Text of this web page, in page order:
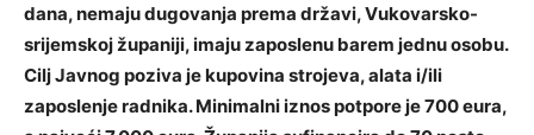
dana, nemaju dugovanja prema državi, Vukovarsko-
srijemskoj županiji, imaju zaposlenu barem jednu osobu.
Cilj Javnog poziva je kupovina strojeva, alata i/ili
zaposlenje radnika. Minimalni iznos potpore je 700 eura,